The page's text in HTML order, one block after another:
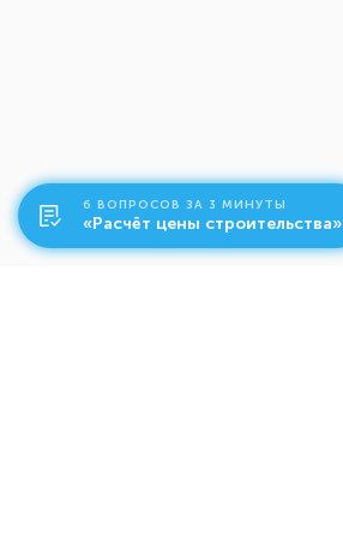
6 ВОПРОСОВ ЗА 3 МИНУТЫ
«Расчёт цены строительства»